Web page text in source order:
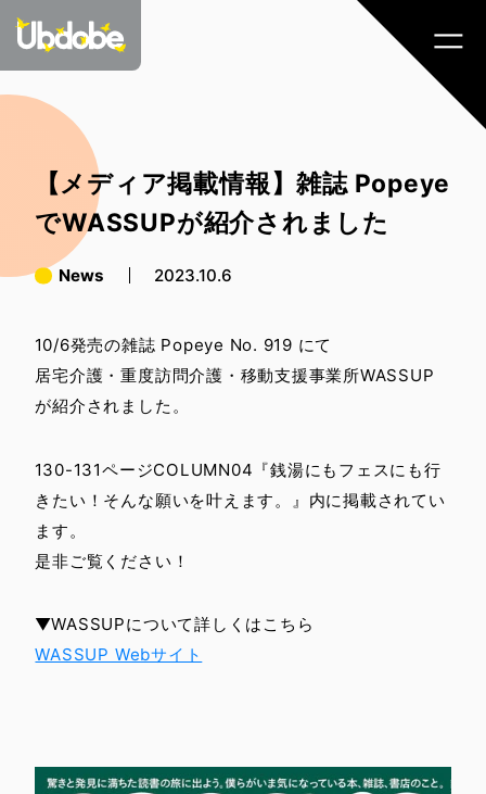
【メディア掲載情報】雑誌 Popeye
でWASSUPが紹介されました
News 2023.10.6
10/6発売の雑誌 Popeye No. 919 にて
居宅介護・重度訪問介護・移動支援事業所WASSUP
が紹介されました。
130-131ページCOLUMN04『銭湯にもフェスにも行
きたい！そんな願いを叶えます。』内に掲載されてい
ます。
是非ご覧ください！
▼WASSUPについて詳しくはこちら
WASSUP Webサイト